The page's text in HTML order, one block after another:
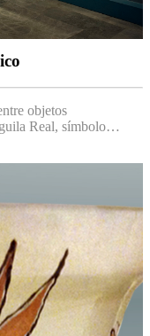
objetos
Real, símbolo…